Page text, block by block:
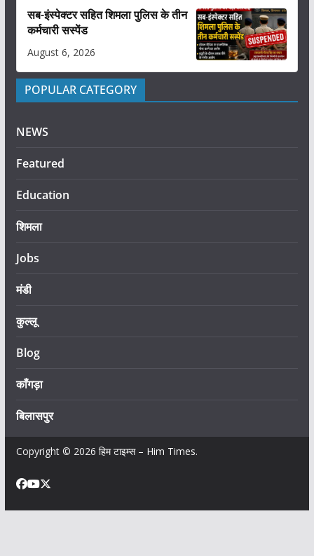
सब-इंस्पेक्टर सहित शिमला पुलिस के तीन
कर्मचारी सस्पेंड
August 6, 2026
POPULAR CATEGORY
NEWS
Featured
Education
शिमला
Jobs
मंडी
कुल्लू
Blog
काँगड़ा
बिलासपुर
Copyright © 2026 हिम टाइम्स – Him Times.